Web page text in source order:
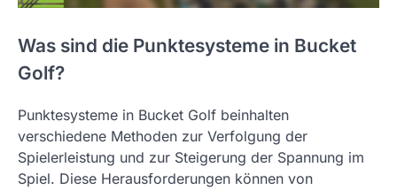
Was sind die Punktesysteme in Bucket
Golf?
Punktesysteme in Bucket Golf beinhalten
verschiedene Methoden zur Verfolgung der
Spielerleistung und zur Steigerung der Spannung im
Spiel. Diese Herausforderungen können von